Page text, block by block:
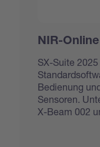
NIR-
SX-Suite
Bedienung
Sensoren.
X-Beam 002